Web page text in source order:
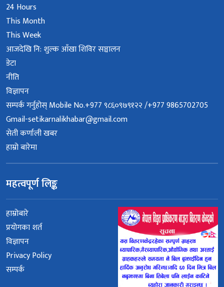
24 Hours
This Month
This Week
आजदेखि नि: शुल्क आँखा शिविर सञ्चालन
डेटा
नीति
विज्ञापन
सम्पर्क गर्नुहोस् Mobile No.+977 ९८६०९७९१२२ /+977 9865702705
Gmail-setikarnalikhabar@gmail.com
सेती कर्णाली खबर
हाम्रो बारेमा
महत्वपूर्ण लिङ्क
हाम्रोबारे
प्रयोगका शर्त
विज्ञापन
Privacy Policy
सम्पर्क